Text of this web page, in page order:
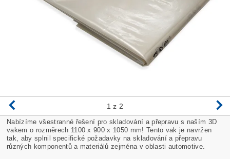
1 z 2
Nabízíme všestranné řešení pro skladování a přepravu s naším 3D
vakem o rozměrech 1100 x 900 x 1050 mm! Tento vak je navržen
tak, aby splnil specifické požadavky na skladování a přepravu
různých komponentů a materiálů zejména v oblasti automotive.